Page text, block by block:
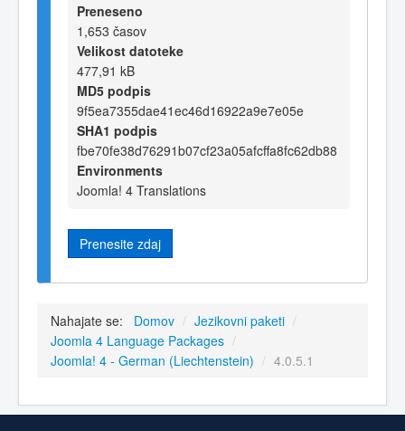
Preneseno
1,653 časov
Velikost datoteke
477,91 kB
MD5 podpis
9f5ea7355dae41ec46d16922a9e7e05e
SHA1 podpis
fbe70fe38d76291b07cf23a05afcffa8fc62db88
Environments
Joomla! 4 Translations
Prenesite zdaj
Nahajate se: Domov / Jezikovni paketi /
Joomla 4 Language Packages /
Joomla! 4 - German (Liechtenstein) / 4.0.5.1